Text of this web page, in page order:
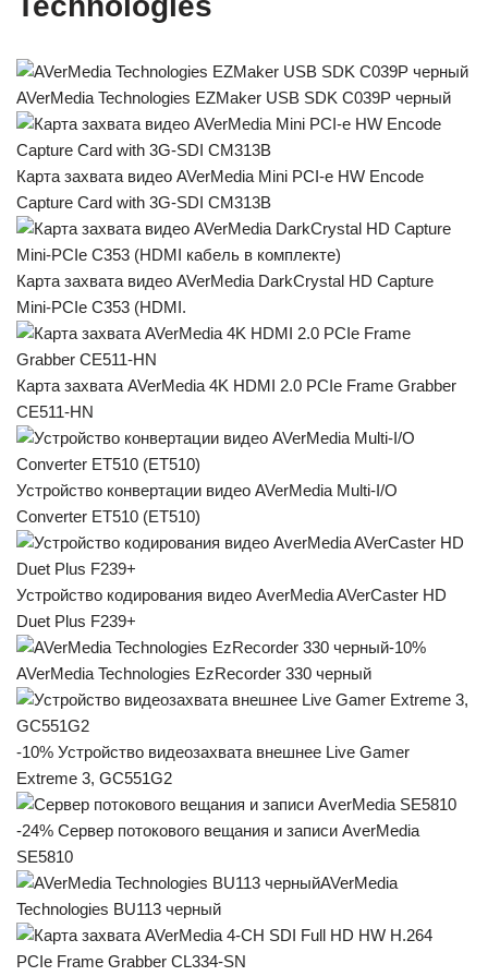
AVerMedia Technologies EZMaker USB SDK C039P черный
Карта захвата видео AVerMedia Mini PCI-e HW Encode
Capture Card with 3G-SDI CM313B
Карта захвата видео AVerMedia DarkCrystal HD Capture
Mini-PCIe C353 (HDMI.
Карта захвата AVerMedia 4K HDMI 2.0 PCIe Frame Grabber
CE511-HN
Устройство конвертации видео AVerMedia Multi-I/O
Converter ET510 (ET510)
Устройство кодирования видео AverMedia AVerCaster HD
Duet Plus F239+
-10%
AVerMedia Technologies EzRecorder 330 черный
-10% Устройство видеозахвата внешнее Live Gamer
Extreme 3, GC551G2
-24% Cервер потокового вещания и записи AverMedia
SE5810
AVerMedia
Technologies BU113 черный